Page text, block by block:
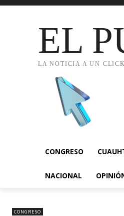
EL
LA NOTICIA A UN
CONGRESO
NACIONAL
CONGRESO